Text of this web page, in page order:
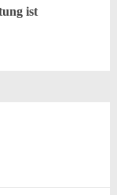
ist